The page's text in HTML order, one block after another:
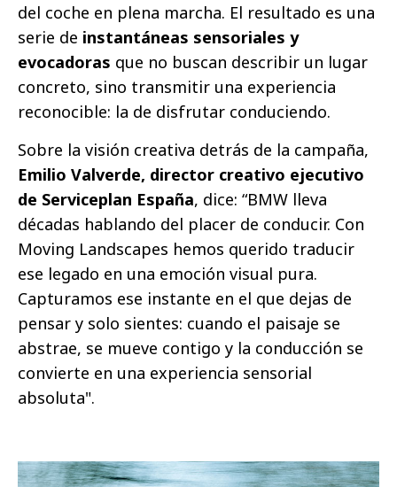
del coche en plena marcha. El resultado es una
serie de instantáneas sensoriales y
evocadoras que no buscan describir un lugar
concreto, sino transmitir una experiencia
reconocible: la de disfrutar conduciendo.
Sobre la visión creativa detrás de la campaña,
Emilio Valverde, director creativo ejecutivo
de Serviceplan España, dice: “BMW lleva
décadas hablando del placer de conducir. Con
Moving Landscapes hemos querido traducir
ese legado en una emoción visual pura.
Capturamos ese instante en el que dejas de
pensar y solo sientes: cuando el paisaje se
abstrae, se mueve contigo y la conducción se
convierte en una experiencia sensorial
absoluta".